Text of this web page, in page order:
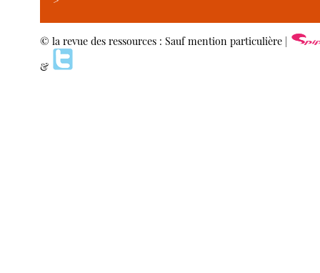
© la revue des ressources : Sauf mention particulière |
&